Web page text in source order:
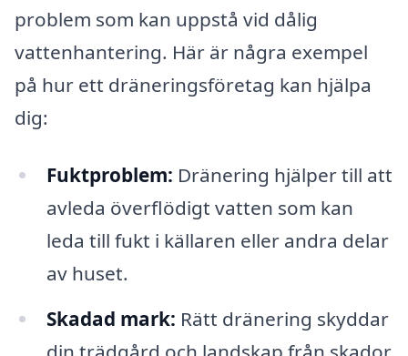
problem som kan uppstå vid dålig
vattenhantering. Här är några exempel
på hur ett dräneringsföretag kan hjälpa
dig:
Fuktproblem: Dränering hjälper till att
avleda överflödigt vatten som kan
leda till fukt i källaren eller andra delar
av huset.
Skadad mark: Rätt dränering skyddar